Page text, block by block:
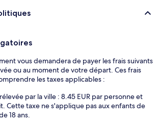
vous demandera de payer les frais suivants
ou au moment de votre départ. Ces frais
les taxes applicables :
par la ville : 8.45 EUR par personne et
Cette taxe ne s'applique pas aux enfants de
18 ans.